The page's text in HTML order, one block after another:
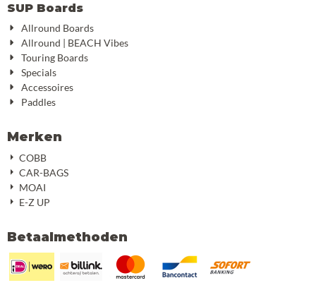
SUP Boards
Allround Boards
Allround | BEACH Vibes
Touring Boards
Specials
Accessoires
Paddles
Merken
COBB
CAR-BAGS
MOAI
E-Z UP
Betaalmethoden